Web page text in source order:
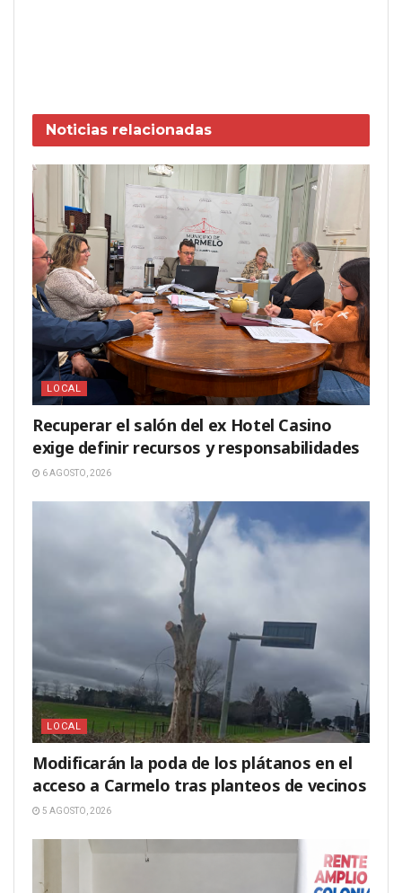
Noticias relacionadas
LOCAL
Recuperar el salón del ex Hotel Casino
exige definir recursos y responsabilidades
6 AGOSTO, 2026
LOCAL
Modificarán la poda de los plátanos en el
acceso a Carmelo tras planteos de vecinos
5 AGOSTO, 2026